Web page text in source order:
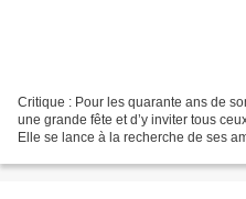
Critique : Pour les quarante ans de
une grande fête et d’y inviter tous
Elle se lance à la recherche de ses